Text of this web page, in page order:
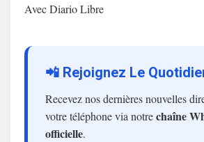
Avec Diario Libre
📲 Rejoignez Le
Recevez nos dernières nouvelles
votre téléphone via notrechaîne
officielle.